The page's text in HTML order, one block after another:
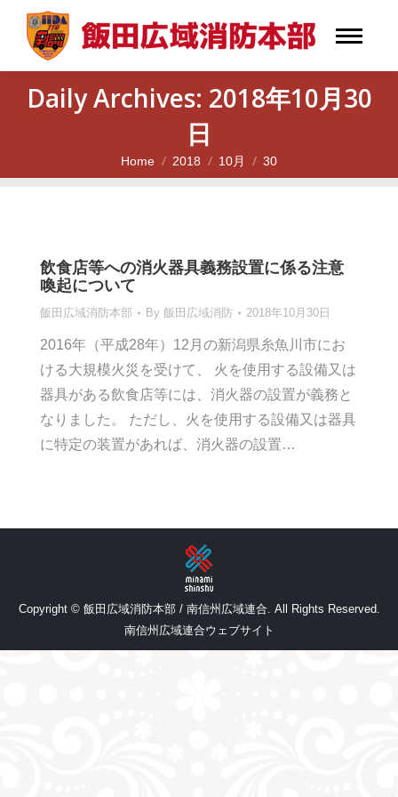
Daily Archives: 2018年10月30
日
You are here:
Home 2018 10月 30
飲食店等への消火器具義務設置に係る注意
喚起について
飯田広域消防本部 By 飯田広域消防 2018年10月30日
2016年（平成28年）12月の新潟県糸魚川市にお
ける大規模火災を受けて、 火を使用する設備又は
器具がある飲食店等には、消火器の設置が義務と
なりました。 ただし、火を使用する設備又は器具
に特定の装置があれば、消火器の設置…
Copyright © 飯田広域消防本部 / 南信州広域連合. All Rights Reserved.
南信州広域連合ウェブサイト